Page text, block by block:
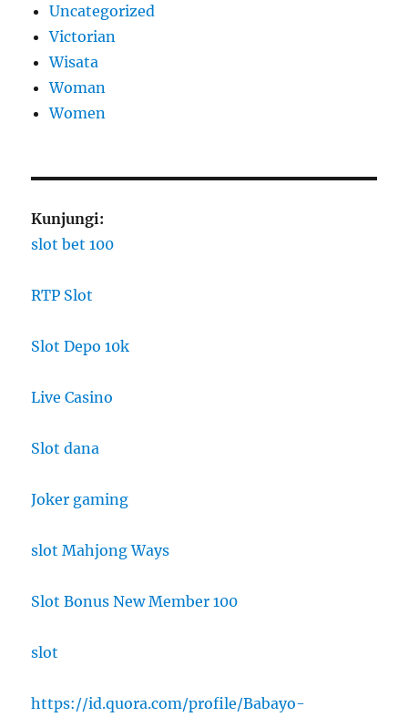
Uncategorized
Victorian
Wisata
Woman
Women
Kunjungi:
slot bet 100
RTP Slot
Slot Depo 10k
Live Casino
Slot dana
Joker gaming
slot Mahjong Ways
Slot Bonus New Member 100
slot
https://id.quora.com/profile/Babayo-